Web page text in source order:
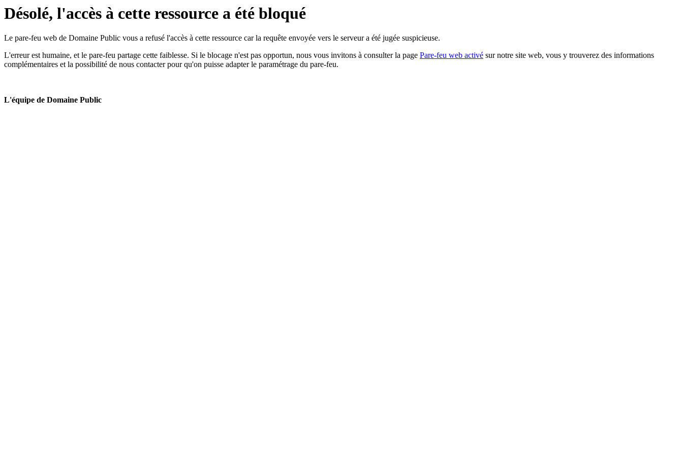
Désolé, l'accès à cette ressource a été bloqué
Le pare-feu web de Domaine Public vous a refusé l'accès à cette ressource car la requête envoyée vers le serveur a été jugée suspicieuse.
L'erreur est humaine, et le pare-feu partage cette faiblesse. Si le blocage n'est pas opportun, nous vous invitons à consulter la page Pare-feu web activé sur notre site web, vous y trouverez des informations
complémentaires et la possibilité de nous contacter pour qu'on puisse adapter le paramétrage du pare-feu.
L'équipe de Domaine Public